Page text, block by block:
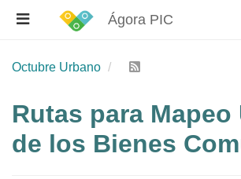
Ágora PIC
Octubre Urbano
Rutas para Mapeo
de los Bienes